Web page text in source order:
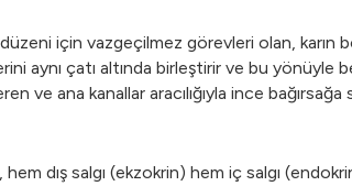
için vazgeçilmez görevleri olan, karın
aynı çatı altında birleştirir ve bu
ve ana kanallar aracılığıyla ince bağırsağa
dış salgı (ekzokrin) hem iç salgı